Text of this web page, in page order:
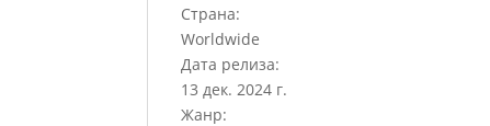
Страна:
Worldwide
Дата релиза:
13 дек. 2024 г.
Жанр: